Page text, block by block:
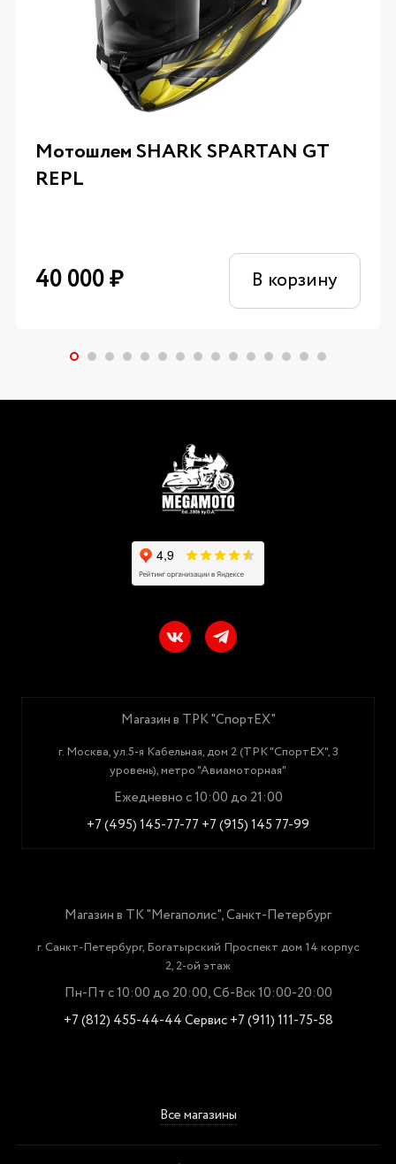
Мотошлем SHARK SPARTAN GT
REPL
40 000₽ В корзину
Магазин в ТРК "СпортЕХ"
г. Москва, ул.5-я Кабельная, дом 2 (ТРК "СпортЕХ", 3
уровень), метро "Авиамоторная"
Ежедневно с 10:00 до 21:00
+7 (495) 145-77-77 +7 (915) 145 77-99
Магазин в ТК "Мегаполис", Санкт-Петербург
г. Санкт-Петербург, Богатырский Проспект дом 14 корпус
2, 2-ой этаж
Пн-Пт с 10:00 до 20:00, Сб-Вск 10:00-20:00
+7 (812) 455-44-44Сервис +7 (911) 111-75-58
Все магазины